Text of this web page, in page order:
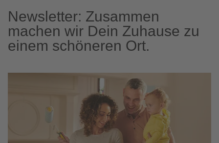
Newsletter: Zusammen
machen wir Dein Zuhause zu
einem schöneren Ort.